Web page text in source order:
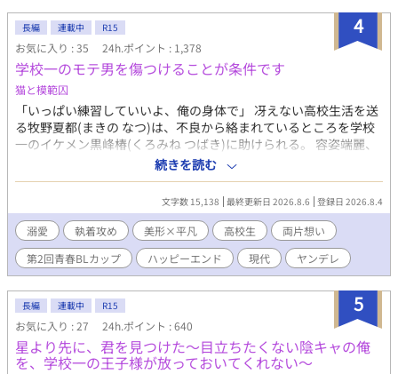
の事件、俺たちで解決するぞ。それまで、貴様は俺と相部屋だ」
「きょ、拒否権は……？」 不愛想で冷たく、黒いうわさが絶えな
いディオンはなぜか次第に過保護になっていき……？ 人を寄せ付
けない氷狼王子×胃弱引きこもり公爵令息の胃薬必須の学園ファ
ンタジー!! ※ライトBLです。 ※毎日0：00更新です。 ※カクヨム
のほうにも掲載しております。
4
長編 連載中 R15
お気に入り : 35 24h.ポイント : 1,378
学校一のモテ男を傷つけることが条件です
猫と模範囚
「いっぱい練習していいよ、俺の身体で」 冴えない高校生活を送
る牧野夏都(まきの なつ)は、不良から絡まれているところを学校
一のイケメン黒峰椿(くろみね つばき)に助けられる。 容姿端麗、
成績優秀、気怠く大人びた雰囲気の最強モテ男……そんな椿が、
いじめられっ子の夏都を守る契約を持ちかけてきた。 ただしひと
つだけ条件がある。 それは椿の身体に傷痕を残すこと。 半ば脅さ
れる形で契約を受け入れた夏都を、椿は学校中が見ている前であ
からさまに特別扱いして可愛がる。 夏都への好意を隠そうとしな
い椿の甘い執着。なぜ夏都が選ばれたのかわからない。 放課後の
図書室、夏休みの旅行、文化祭。正反対な二人の奇妙な青春と恋
の話。 （完結保証）
続きを読む
文字数 15,138 最終更新日 2026.8.6 登録日 2026.8.4
溺愛 執着攻め 美形×平凡 高校生
両片想い
第2回青春BLカップ
ハッピーエンド 現代 ヤンデレ
5
長編 連載中 R15
お気に入り : 27 24h.ポイント : 640
星より先に、君を見つけた〜目立ちたくない陰キャの俺
を、学校一の王子様が放っておいてくれない〜